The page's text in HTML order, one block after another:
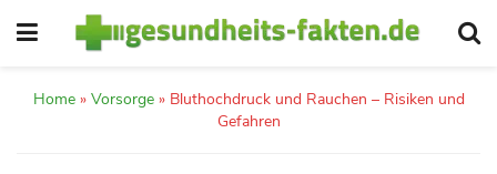
Home» Vorsorge» Bluthochdruck und Rauchen – Risiken und
Gefahren